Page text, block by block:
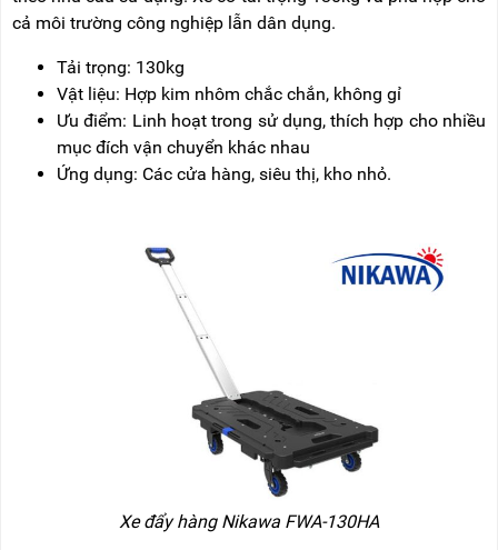
cả môi trường công nghiệp lẫn dân dụng.
Tải trọng: 130kg
Vật liệu: Hợp kim nhôm chắc chắn, không gỉ
Ưu điểm: Linh hoạt trong sử dụng, thích hợp cho nhiều
mục đích vận chuyển khác nhau
Ứng dụng: Các cửa hàng, siêu thị, kho nhỏ.
Xe đẩy hàng Nikawa FWA-130HA